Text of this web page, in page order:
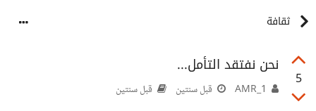
ثقافة
5
نحن نفتقد التأمل...
قبل سنتين قبل سنتين